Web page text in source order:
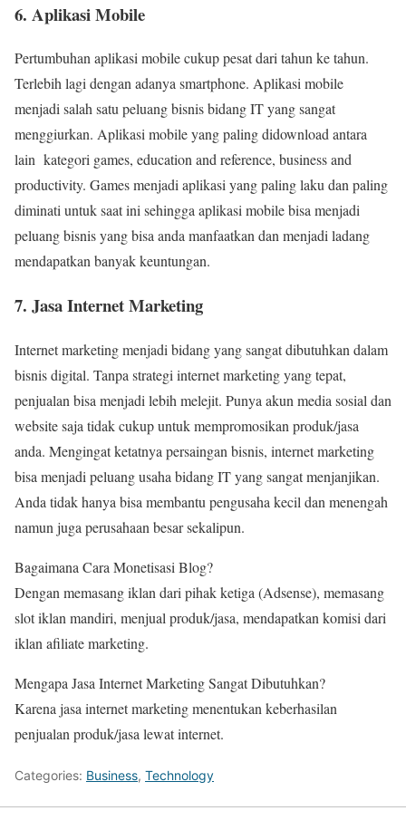
6. Aplikasi Mobile
Pertumbuhan aplikasi mobile cukup pesat dari tahun ke tahun.
Terlebih lagi dengan adanya smartphone. Aplikasi mobile
menjadi salah satu peluang bisnis bidang IT yang sangat
menggiurkan. Aplikasi mobile yang paling didownload antara
lain kategori games, education and reference, business and
productivity. Games menjadi aplikasi yang paling laku dan paling
diminati untuk saat ini sehingga aplikasi mobile bisa menjadi
peluang bisnis yang bisa anda manfaatkan dan menjadi ladang
mendapatkan banyak keuntungan.
7. Jasa Internet Marketing
Internet marketing menjadi bidang yang sangat dibutuhkan dalam
bisnis digital. Tanpa strategi internet marketing yang tepat,
penjualan bisa menjadi lebih melejit. Punya akun media sosial dan
website saja tidak cukup untuk mempromosikan produk/jasa
anda. Mengingat ketatnya persaingan bisnis, internet marketing
bisa menjadi peluang usaha bidang IT yang sangat menjanjikan.
Anda tidak hanya bisa membantu pengusaha kecil dan menengah
namun juga perusahaan besar sekalipun.
Bagaimana Cara Monetisasi Blog?
Dengan memasang iklan dari pihak ketiga (Adsense), memasang
slot iklan mandiri, menjual produk/jasa, mendapatkan komisi dari
iklan afiliate marketing.
Mengapa Jasa Internet Marketing Sangat Dibutuhkan?
Karena jasa internet marketing menentukan keberhasilan
penjualan produk/jasa lewat internet.
Categories: Business, Technology